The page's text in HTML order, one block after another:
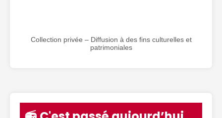
Collection privée – Diffusion à des fins culturelles et
patrimoniales